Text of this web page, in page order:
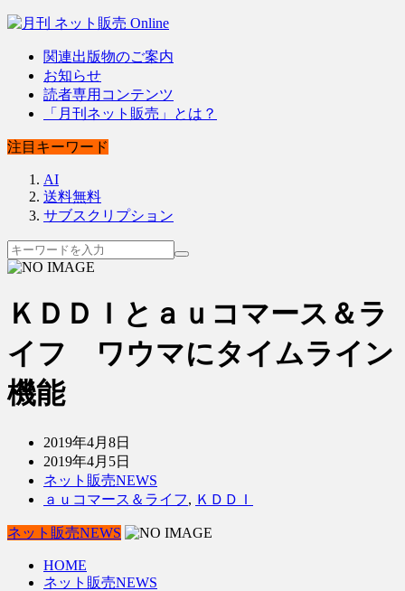
関連出版物のご案内
お知らせ
読者専用コンテンツ
「月刊ネット販売」とは？
注目キーワード
AI
送料無料
サブスクリプション
ＫＤＤＩとａｕコマース＆ラ
イフ ワウマにタイムライン
機能
2019年4月8日
2019年4月5日
ネット販売NEWS
ａｕコマース＆ライフ, ＫＤＤＩ
ネット販売NEWS
HOME
ネット販売NEWS